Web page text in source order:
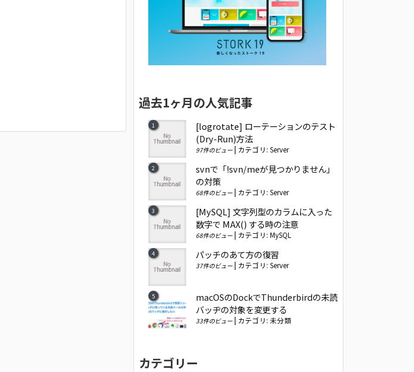
過去1ヶ月の人気記事
[logrotate] ローテーションのテスト
(Dry-Run)方法
97件のビュー カテゴリ: Server
svnで「!svn/meが見つかりません」
の対策
68件のビュー カテゴリ: Server
[MySQL] 文字列型のカラムに入った
数字で MAX() する時の注意
68件のビュー カテゴリ: MySQL
パッチのあて方の復習
37件のビュー カテゴリ: Server
macOSのDockでThunderbirdの未読
バッヂの対象を変更する
33件のビュー カテゴリ: 未分類
カテゴリー